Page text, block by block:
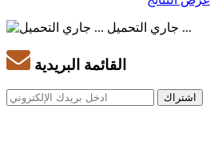
جاري التحميل ...
القائمة البريدية